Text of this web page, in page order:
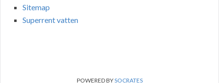
Sitemap
Superrent vatten
POWERED BYSOCRATES